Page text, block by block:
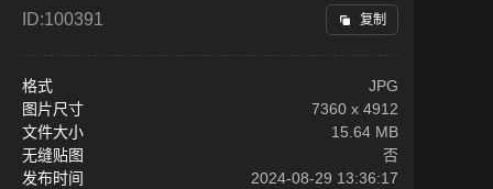
ID:100391 复制
格式
JPG
图片尺寸
7360 x 4912
文件大小
15.64 MB
无缝贴图
否
发布时间
2024-08-29 13:36:17